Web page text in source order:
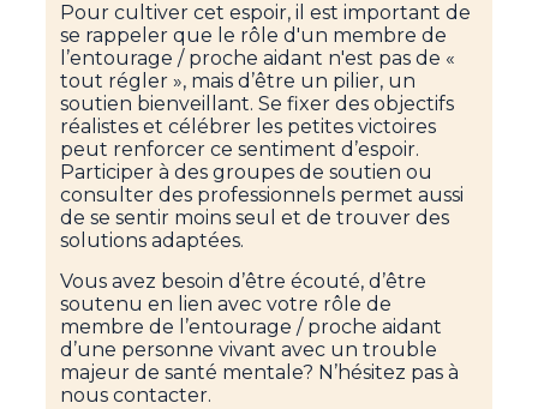
Pour cultiver cet espoir, il est important de
se rappeler que le rôle d'un membre de
l’entourage / proche aidant n'est pas de «
tout régler », mais d’être un pilier, un
soutien bienveillant. Se fixer des objectifs
réalistes et célébrer les petites victoires
peut renforcer ce sentiment d’espoir.
Participer à des groupes de soutien ou
consulter des professionnels permet aussi
de se sentir moins seul et de trouver des
solutions adaptées.
Vous avez besoin d’être écouté, d’être
soutenu en lien avec votre rôle de
membre de l’entourage / proche aidant
d’une personne vivant avec un trouble
majeur de santé mentale? N’hésitez pas à
nous contacter.